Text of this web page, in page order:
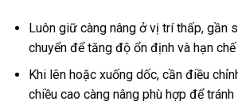
Luôn giữ càng nâng ở vị trí thấp, gần
chuyển để tăng độ ổn định và hạn chế
Khi lên hoặc xuống dốc, cần điều
chiều cao càng nâng phù hợp để